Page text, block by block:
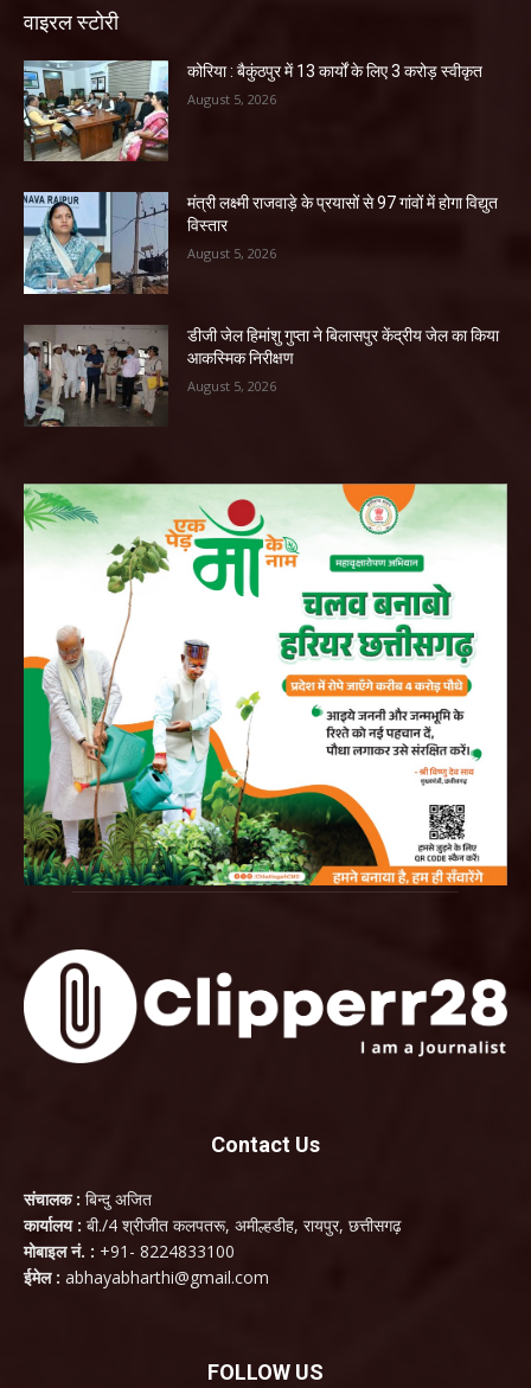
वाइरल स्टोरी
कोरिया : बैकुंठपुर में 13 कार्यों के लिए 3 करोड़ स्वीकृत
August 5, 2026
मंत्री लक्ष्मी राजवाड़े के प्रयासों से 97 गांवों में होगा विद्युत
विस्तार
August 5, 2026
डीजी जेल हिमांशु गुप्ता ने बिलासपुर केंद्रीय जेल का किया
आकस्मिक निरीक्षण
August 5, 2026
Contact Us
संचालक : बिन्दु अजित
कार्यालय : बी./4 श्रीजीत कलपतरू, अमील्हडीह, रायपुर, छत्तीसगढ़
मोबाइल नं. : +91- 8224833100
ईमेल : abhayabharthi@gmail.com
FOLLOW US